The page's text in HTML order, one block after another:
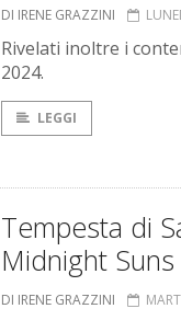
DI IRENE GRAZZINI
Rivelati inoltre i
2024.
LEGGI
Tempesta di
Midnight Suns
DI IRENE GRAZZINI